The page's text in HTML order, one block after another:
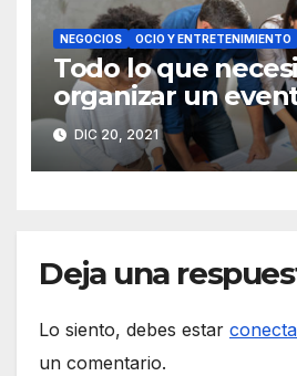
NEGOCIOS OCIO Y ENTRETENIMIENTO
Todo lo que
organizar un
DIC 20, 2021
Deja una
Lo siento, debes estar
un comentario.